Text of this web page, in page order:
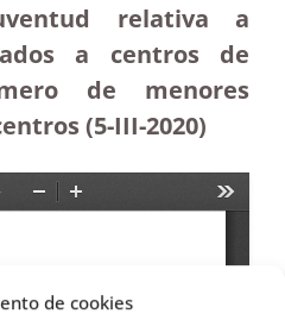
de cookies
relativa a
a centros de
de menores
(5-III-2020)